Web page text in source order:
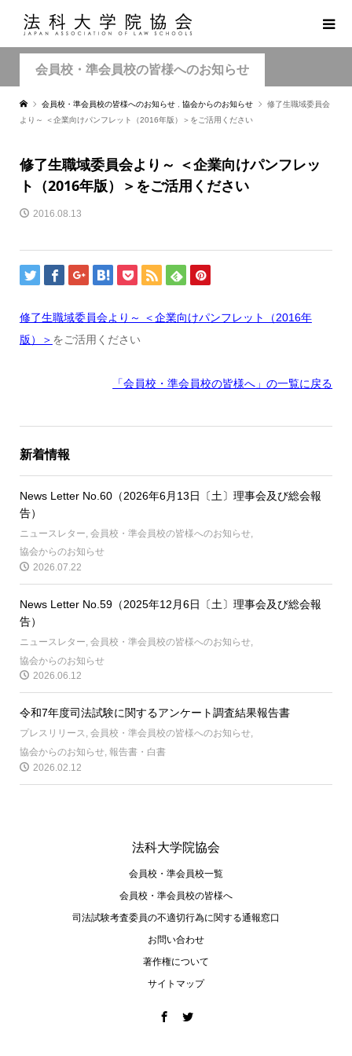
会員校・準会員校の皆様へのお知らせ
会員校・準会員校の皆様へのお知らせ 協会からのお知らせ
修了生職域委員会
より～ ＜企業向けパンフレット（2016年版）＞をご活用ください
修了生職域委員会より～ ＜企業向けパンフレッ
ト（2016年版）＞をご活用ください
2016.08.13
修了生職域委員会より～ ＜企業向けパンフレット（2016年
版）＞ をご活用ください
「会員校・準会員校の皆様へ」の一覧に戻る
新着情報
News Letter No.60（2026年6月13日〔土〕理事会及び総会報
告）
ニュースレター 会員校・準会員校の皆様へのお知らせ
協会からのお知らせ
2026.07.22
News Letter No.59（2025年12月6日〔土〕理事会及び総会報
告）
ニュースレター, 会員校・準会員校の皆様へのお知らせ,
協会からのお知らせ
2026.06.12
令和7年度司法試験に関するアンケート調査結果報告書
プレスリリース, 会員校・準会員校の皆様へのお知らせ,
協会からのお知らせ 報告書・白書
2026.02.12
法科大学院協会
会員校・準会員校一覧
会員校・準会員校の皆様へ
司法試験考査委員の不適切⾏為に関する通報窓⼝
お問い合わせ
著作権について
サイトマップ